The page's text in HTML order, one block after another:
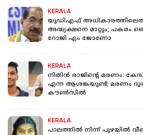
KERALA
യുഡിഎഫ്
അദ്ധ്യക്ഷനെ മാറ്റും; പകരം
റോജി എം ജോണോ
KERALA
നിതിന്‍ രാജിന്റെ മരണം:
എന്ന ആശങ്കയുണ്ട്; മരണം
കൗണ്‍സില്‍
KERALA
പാലത്തില്‍ നിന്ന്